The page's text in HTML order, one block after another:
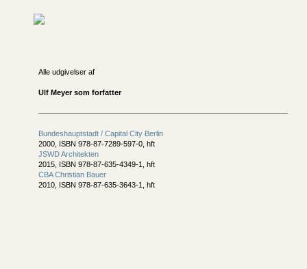
Alle udgivelser af
Ulf Meyer som forfatter
Bundeshauptstadt / Capital City Berlin
2000, ISBN 978-87-7289-597-0, hft
JSWD Architekten
2015, ISBN 978-87-635-4349-1, hft
CBA Christian Bauer
2010, ISBN 978-87-635-3643-1, hft